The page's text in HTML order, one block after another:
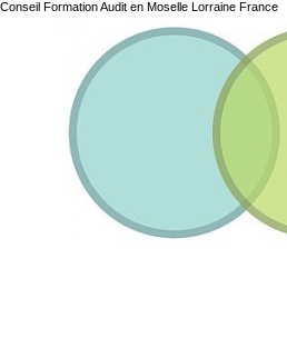
Conseil Formation Audit en Moselle Lorraine France